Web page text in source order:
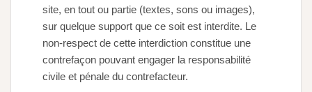
site, en tout ou partie (textes, sons ou images),
sur quelque support que ce soit est interdite. Le
non-respect de cette interdiction constitue une
contrefaçon pouvant engager la responsabilité
civile et pénale du contrefacteur.